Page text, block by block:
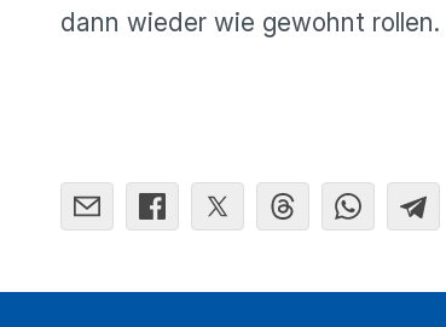
dann wieder wie gewohnt rollen.